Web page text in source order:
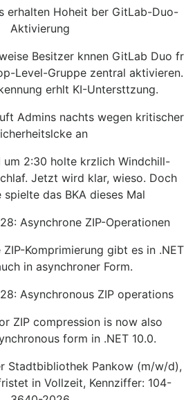
erhalten Hoheit ber GitLab-Duo-
Aktivierung
Besitzer knnen GitLab Duo fr
Level-Gruppe zentral aktivieren.
erhlt KI-Untersttzung.
Admins nachts wegen kritischer
an
um 2:30 holte krzlich Windchill-
Jetzt wird klar, wieso. Doch
spielte das BKA dieses Mal
Asynchrone ZIP-Operationen
Komprimierung gibt es in .NET
in asynchroner Form.
Asynchronous ZIP operations
ZIP compression is now also
form in .NET 10.0.
Stadtbibliothek Pankow (m/w/d),
in Vollzeit, Kennziffer: 104-